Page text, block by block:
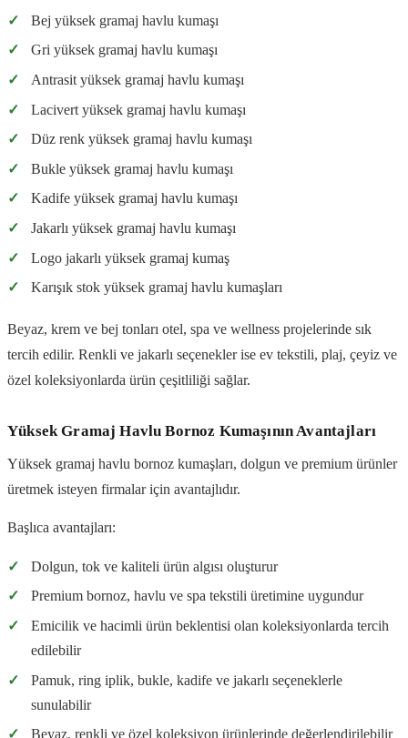
✓
Bej yüksek gramaj havlu kumaşı
✓
Gri yüksek gramaj havlu kumaşı
✓
Antrasit yüksek gramaj havlu kumaşı
✓
Lacivert yüksek gramaj havlu kumaşı
✓
Düz renk yüksek gramaj havlu kumaşı
✓
Bukle yüksek gramaj havlu kumaşı
✓
Kadife yüksek gramaj havlu kumaşı
✓
Jakarlı yüksek gramaj havlu kumaşı
✓
Logo jakarlı yüksek gramaj kumaş
✓
Karışık stok yüksek gramaj havlu kumaşları
Beyaz, krem ve bej tonları otel, spa ve wellness projelerinde sık
tercih edilir. Renkli ve jakarlı seçenekler ise ev tekstili, plaj, çeyiz ve
özel koleksiyonlarda ürün çeşitliliği sağlar.
Yüksek Gramaj Havlu Bornoz Kumaşının Avantajları
Yüksek gramaj havlu bornoz kumaşları, dolgun ve premium ürünler
üretmek isteyen firmalar için avantajlıdır.
Başlıca avantajları:
✓
Dolgun, tok ve kaliteli ürün algısı oluşturur
✓
Premium bornoz, havlu ve spa tekstili üretimine uygundur
✓
Emicilik ve hacimli ürün beklentisi olan koleksiyonlarda tercih
edilebilir
✓
Pamuk, ring iplik, bukle, kadife ve jakarlı seçeneklerle
sunulabilir
✓
Beyaz, renkli ve özel koleksiyon ürünlerinde değerlendirilebilir